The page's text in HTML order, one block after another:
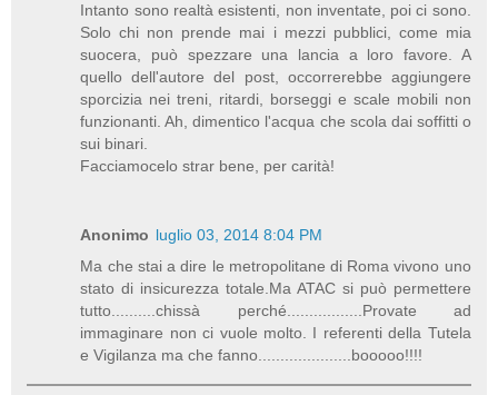
Intanto sono realtà esistenti, non inventate, poi ci sono.
Solo chi non prende mai i mezzi pubblici, come mia
suocera, può spezzare una lancia a loro favore. A
quello dell'autore del post, occorrerebbe aggiungere
sporcizia nei treni, ritardi, borseggi e scale mobili non
funzionanti. Ah, dimentico l'acqua che scola dai soffitti o
sui binari.
Facciamocelo strar bene, per carità!
Anonimo luglio 03, 2014 8:04 PM
Ma che stai a dire le metropolitane di Roma vivono uno
stato di insicurezza totale.Ma ATAC si può permettere
tutto..........chissà perché.................Provate ad
immaginare non ci vuole molto. I referenti della Tutela
e Vigilanza ma che fanno.....................booooo!!!!